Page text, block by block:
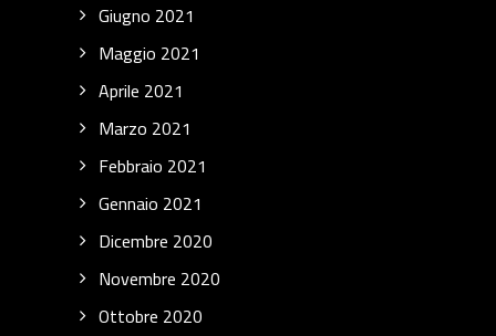
Giugno 2021
Maggio 2021
Aprile 2021
Marzo 2021
Febbraio 2021
Gennaio 2021
Dicembre 2020
Novembre 2020
Ottobre 2020